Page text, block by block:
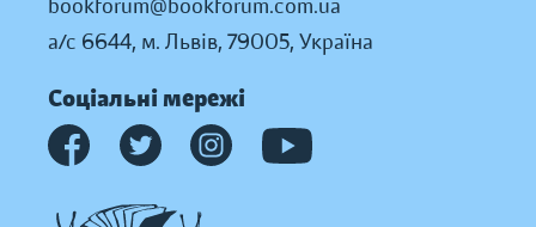
bookforum@bookforum.com.ua
а/с 6644, м. Львів, 79005, Україна
Соціальні мережі